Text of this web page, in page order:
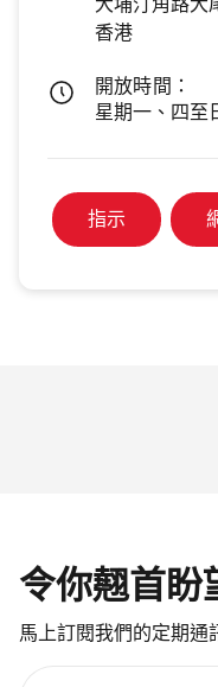
大埔汀角路大
香港
開放時間：
星期一、四至
指示
令你翹首盼
馬上訂閱我們的定期通